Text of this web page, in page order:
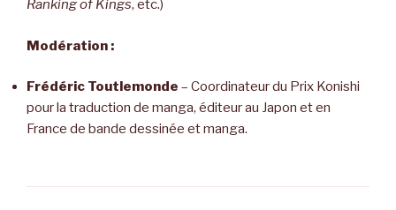
Ranking of Kings, etc.)
Modération :
Frédéric Toutlemonde – Coordinateur du Prix Konishi
pour la traduction de manga, éditeur au Japon et en
France de bande dessinée et manga.